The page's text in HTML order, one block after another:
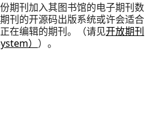
期刊加入其图书馆的电子期刊数
刊的开源码出版系统或许会适合
在编辑的期刊。（请见开放期刊
） ）。